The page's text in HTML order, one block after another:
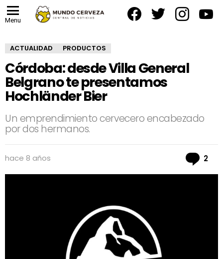
Menu
ACTUALIDAD PRODUCTOS
Córdoba: desde Villa General
Belgrano te presentamos
Hochländer Bier
Un emprendimiento cervecero encabezado
por dos hermanos.
hace 8 años 2